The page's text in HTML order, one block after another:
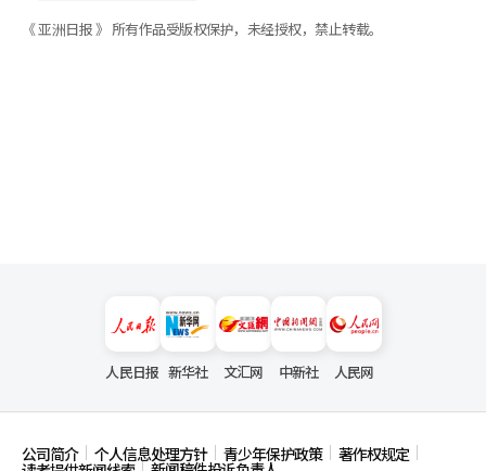
《 亚洲日报 》 所有作品受版权保护，未经授权，禁止转载。
人民日报 新华社 文汇网 中新社 人民网
公司简介 个人信息处理方针 青少年保护政策 著作权规定